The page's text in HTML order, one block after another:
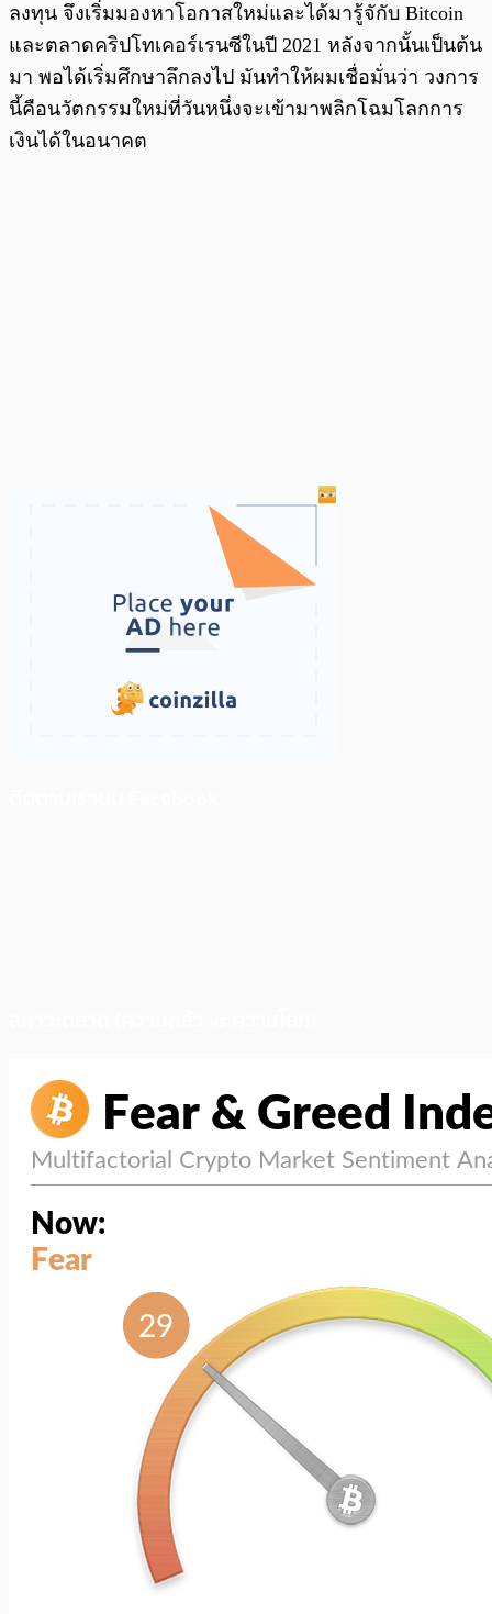
ลงทุน จึงเริ่มมองหาโอกาสใหม่และได้มารู้จักับ Bitcoin
และตลาดคริปโทเคอร์เรนซีในปี 2021 หลังจากนั้นเป็นต้น
มา พอได้เริ่มศึกษาลึกลงไป มันทำให้ผมเชื่อมั่นว่า วงการ
นี้คือนวัตกรรมใหม่ที่วันหนึ่งจะเข้ามาพลิกโฉมโลกการ
เงินได้ในอนาคต